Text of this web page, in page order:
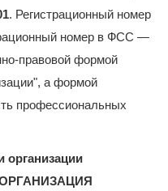
. Регистрационный номер
номер в ФСС —
правовой формой
а формой
профессиональных
организации